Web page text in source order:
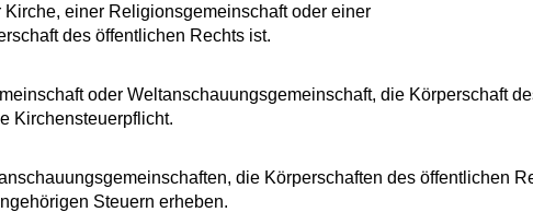
einer Religionsgemeinschaft oder einer
des öffentlichen Rechts ist.
oder Weltanschauungsgemeinschaft, die Körperschaft
Kirchensteuerpflicht.
die Körperschaften des öffentlichen
Steuern erheben.